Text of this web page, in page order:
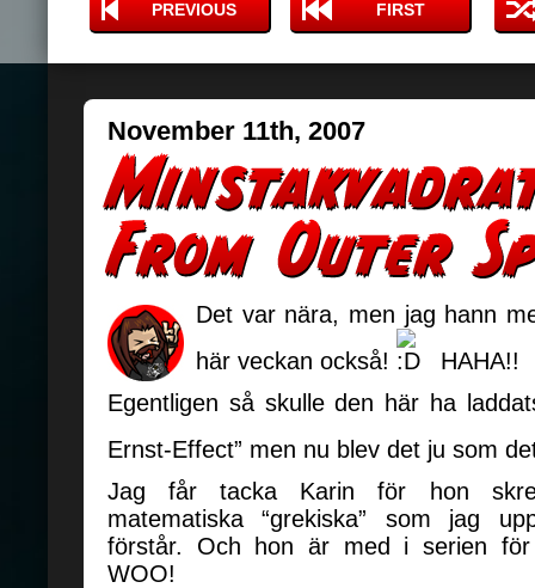
PREVIOUS FIRST
November 11th, 2007
Det var nära, men jag hann
här veckan också!
HAHA!!
Egentligen så skulle den här ha
Ernst-Effect” men nu blev det ju som
Jag får tacka Karin för hon
matematiska “grekiska” som jag
förstår. Och hon är med i serien för
WOO!